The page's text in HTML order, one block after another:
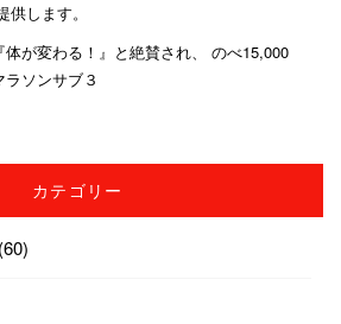
します。
が変わる！』と絶賛され、 のべ15,000
ソンサブ３
カテゴリー
(60)